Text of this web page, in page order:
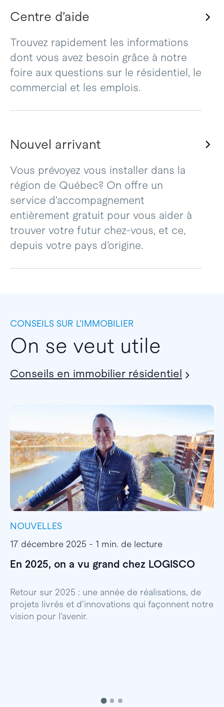
Centre d’aide
Trouvez rapidement les informations
dont vous avez besoin grâce à notre
foire aux questions sur le résidentiel, le
commercial et les emplois.
Nouvel arrivant
Vous prévoyez vous installer dans la
région de Québec? On offre un
service d’accompagnement
entièrement gratuit pour vous aider à
trouver votre futur chez-vous, et ce,
depuis votre pays d’origine.
CONSEILS SUR L’IMMOBILIER
On se veut utile
Conseils en immobilier résidentiel
NOUVELLES
17 décembre 2025 - 1 min. de lecture
En 2025, on a vu grand chez LOGISCO
Retour sur 2025 : une année de réalisations, de
projets livrés et d’innovations qui façonnent notre
vision pour l’avenir.